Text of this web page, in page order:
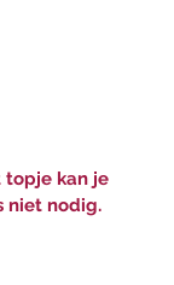
topje kan je
niet nodig.